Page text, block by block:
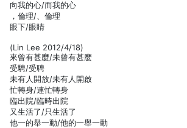
向我的心/而我的心
，倫理/、倫理
眼下/眼睛
(Lin Lee 2012/4/18)
來曾有甚麼/未曾有甚麼
受騁/受聘
未有人開放/未有人開啟
忙轉身/連忙轉身
臨出院/臨時出院
又生活了/只生活了
他一的舉一動/他的一舉一動